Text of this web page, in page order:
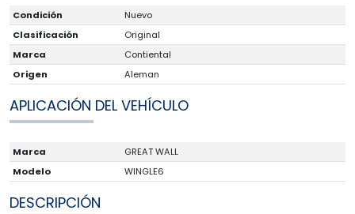
Condición
Nuevo
Clasificación
Original
Marca
Contiental
Origen
Aleman
APLICACIÓN DEL VEHÍCULO
Marca
GREAT WALL
Modelo
WINGLE6
DESCRIPCIÓN